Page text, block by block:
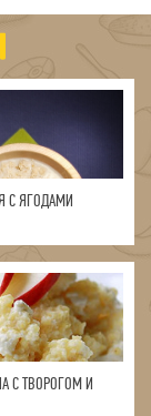
С ЯГОДАМИ
С ТВОРОГОМ И